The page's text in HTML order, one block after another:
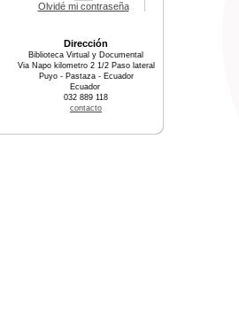
Olvidé mi contraseña
Dirección
Biblioteca Virtual y Documental
Via Napo kilometro 2 1/2 Paso lateral
Puyo - Pastaza - Ecuador
Ecuador
032 889 118
contacto